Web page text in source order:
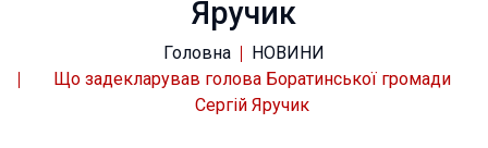
Яручик
Головна
НОВИНИ
Що задекларував голова Боратинської громади
Сергій Яручик